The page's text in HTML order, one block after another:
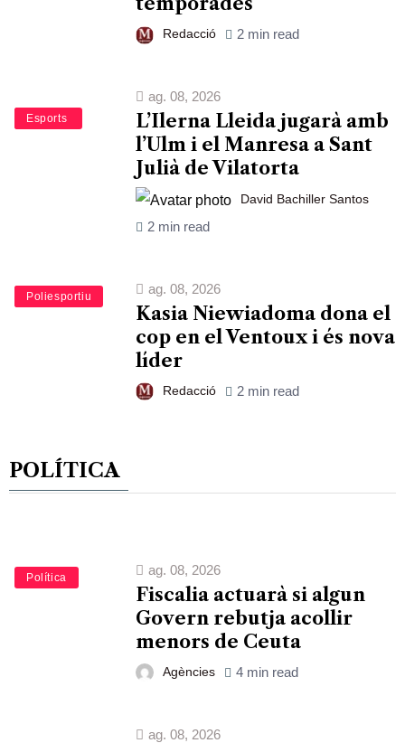
Redacció 2 min read
Bàsquet
Esports
ag. 08, 2026
L’Ilerna Lleida jugarà amb
l’Ulm i el Manresa a Sant
Julià de Vilatorta
David Bachiller Santos
2 min read
Esports
Poliesportiu
ag. 08, 2026
Kasia Niewiadoma dona el
cop en el Ventoux i és nova
líder
Redacció 2 min read
POLÍTICA
Política
ag. 08, 2026
Fiscalia actuarà si algun
Govern rebutja acollir
menors de Ceuta
Agències 4 min read
ag. 08, 2026